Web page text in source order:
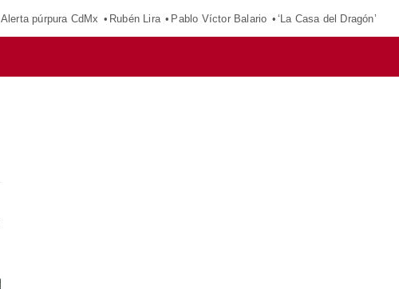
Alerta púrpura CdMx Rubén Lira Pablo Víctor Balario ‘La Casa del Dragón’